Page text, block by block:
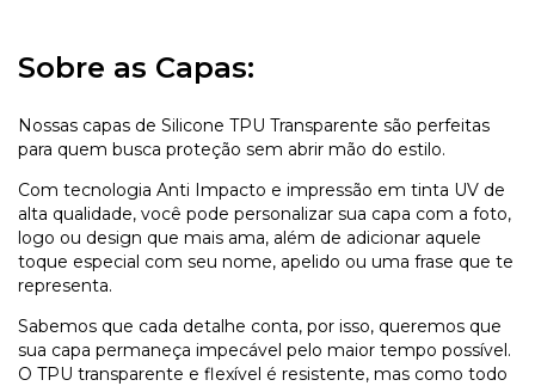
Sobre as Capas:
Nossas capas de Silicone TPU Transparente são perfeitas
para quem busca proteção sem abrir mão do estilo.
Com tecnologia Anti Impacto e impressão em tinta UV de
alta qualidade, você pode personalizar sua capa com a foto,
logo ou design que mais ama, além de adicionar aquele
toque especial com seu nome, apelido ou uma frase que te
representa.
Sabemos que cada detalhe conta, por isso, queremos que
sua capa permaneça impecável pelo maior tempo possível.
O TPU transparente e flexível é resistente, mas como todo